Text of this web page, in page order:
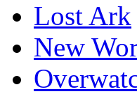
Lost Ark
New